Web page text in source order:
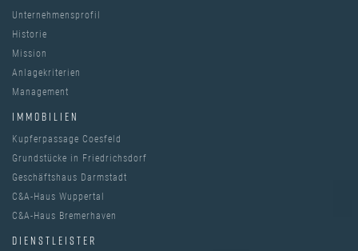
Unternehmensprofil
Historie
Mission
Anlagekriterien
Management
IMMOBILIEN
Kupferpassage Coesfeld
Grundstücke in Friedrichsdorf
Geschäftshaus Darmstadt
C&A-Haus Wuppertal
C&A-Haus Bremerhaven
DIENSTLEISTER